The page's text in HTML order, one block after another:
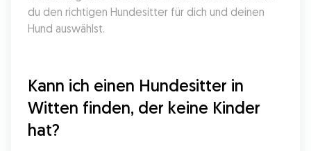
du den richtigen Hundesitter für dich und deinen
Hund auswählst.
Kann ich einen Hundesitter in
Witten finden, der keine Kinder
hat?